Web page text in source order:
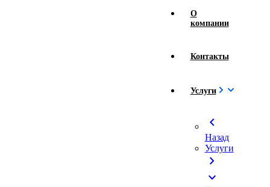
О
компании
Контакты
Услуги
chevron_left
Назад
Услуги
chevron_right
expand_more